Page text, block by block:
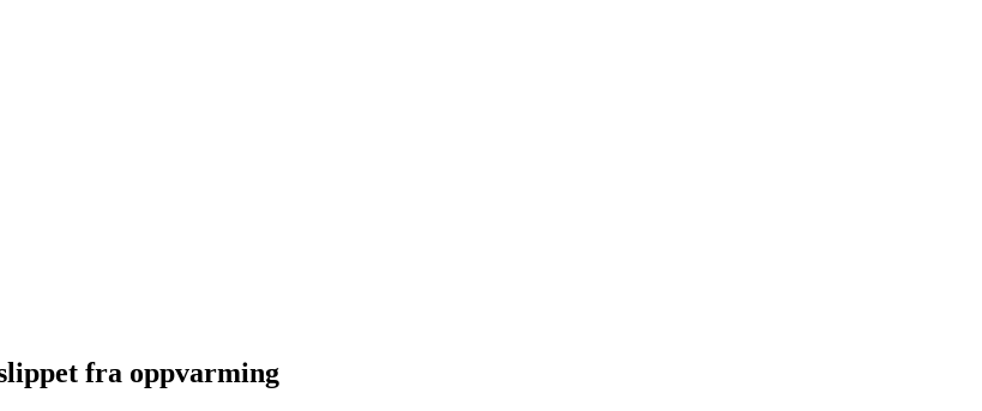
fra oppvarming